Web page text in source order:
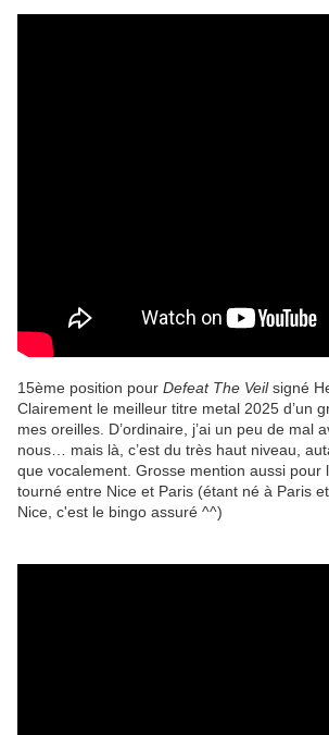
15ème position pour Defeat The Veilsigné
Clairement le meilleur titre metal 2025 d’un
mes oreilles. D’ordinaire, j’ai un peu de mal
nous… mais là, c’est du très haut niveau,
que vocalement. Grosse mention aussi pour
tourné entre Nice et Paris (étant né à Paris
Nice, c'est le bingo assuré ^^)